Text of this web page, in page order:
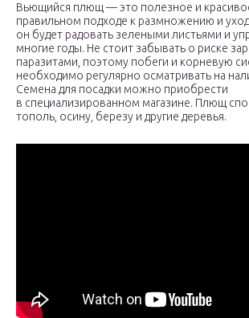
Вьющийся плющ — это полезное и
правильном подходе к размножению и
он будет радовать зелеными листьями и
многие годы. Не стоит забывать о риске
паразитами, поэтому побеги и корневую
необходимо регулярно осматривать на
Семена для посадки можно приобрести
в специализированном магазине. Плющ
тополь, осину, березу и другие деревья.